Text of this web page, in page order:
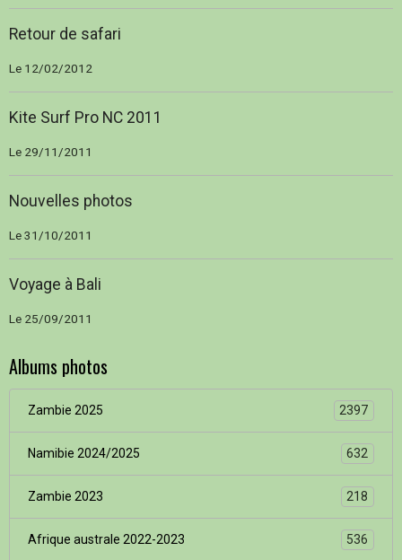
Retour de safari
Le 12/02/2012
Kite Surf Pro NC 2011
Le 29/11/2011
Nouvelles photos
Le 31/10/2011
Voyage à Bali
Le 25/09/2011
Albums photos
Zambie 2025 2397
Namibie 2024/2025 632
Zambie 2023 218
Afrique australe 2022-2023 536